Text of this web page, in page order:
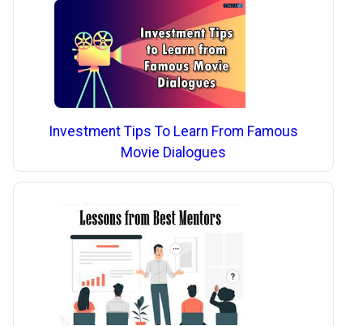
Investment Tips To Learn From Famous
Movie Dialogues